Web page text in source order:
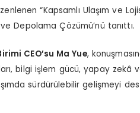
“Kapsamlı Ulaşım ve
Depolama Çözümü’nü tanıttı.
CEO’su Ma Yue,
bilgi işlem gücü, yapay
sürdürülebilir gelişmeyi